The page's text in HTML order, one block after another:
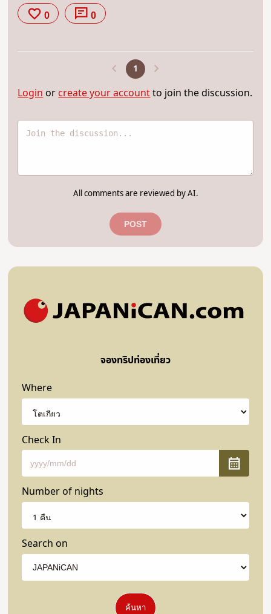
0 0
1
Loginorcreate your accountto join the discussion.
All comments are reviewed by AI.
POST
จองทริปท่องเที่ยว
Where
Check In
Number of nights
Search on
ค้นหา